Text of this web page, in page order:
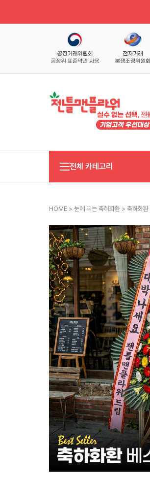
전체 카테고리
HOME > 눈에 띄는 축하화환 > 축하화환